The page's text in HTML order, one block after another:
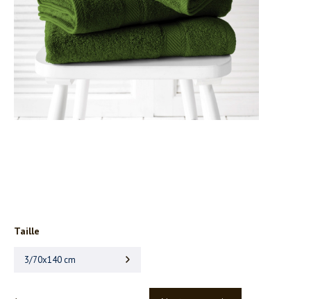
Taille
3/70x140 cm